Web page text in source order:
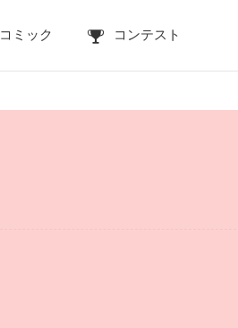
コミック コンテスト